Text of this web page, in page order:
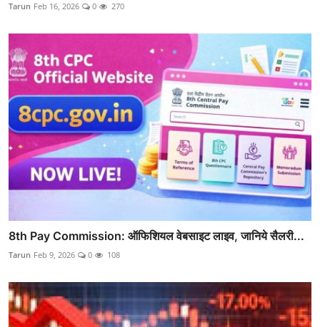
Tarun Feb 16, 2026 0 270
8th Pay Commission: ऑफिशियल वेबसाइट लाइव, जान‍िये सैलरी...
Tarun Feb 9, 2026 0 108